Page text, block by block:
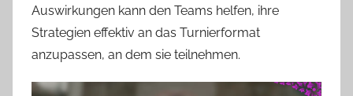
Auswirkungen kann den Teams helfen, ihre
Strategien effektiv an das Turnierformat
anzupassen, an dem sie teilnehmen.